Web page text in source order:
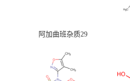
阿加曲班杂质29